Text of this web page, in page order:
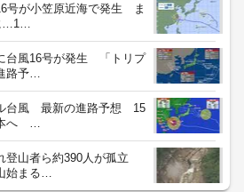
号が小笠原近海で発生 ま
…1…
台風16号が発生 「トリプ
路予…
ル台風 最新の進路予想 15
本へ …
登山者ら約390人が孤立
始まる…